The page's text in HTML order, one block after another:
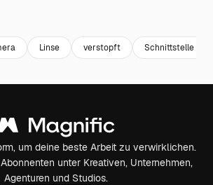
Linse verstopft Schnittstelle
um deine beste Arbeit zu verwirklichen.
unter Kreativen, Unternehmen,
Agenturen und Studios.